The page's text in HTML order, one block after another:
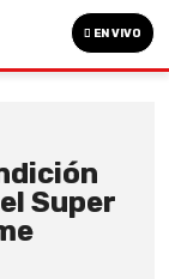
EN VIVO
Super